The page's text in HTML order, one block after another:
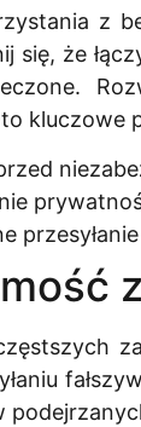
z
się, że
kluczowe